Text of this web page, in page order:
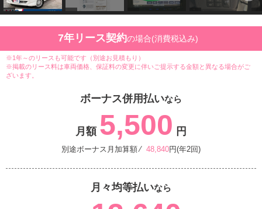
7年リース契約の場合(消費税込み)
※1年～のリースも可能です（別途お見積もり）
※掲載のリース料は車両価格、保証料の変更に伴いご提示する金額と異なる場合がご
ざいます。
ボーナス併用払いなら
月額 5,500 円
別途ボーナス月加算額 ⁄ 48,840円(年2回)
月々均等払いなら